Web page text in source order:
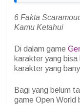
6 Fakta
Kamu Ketahui
Di dalam game
karakter yang bisa
karakter yang
Bagi yang belum
game Open World